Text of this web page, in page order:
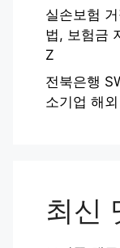
실손보험
법, 보험금
Z
전북은행
소기업 해
최신